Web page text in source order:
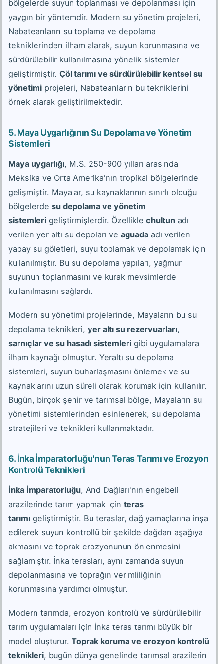
bölgelerde suyun toplanması ve depolanması için
yaygın bir yöntemdir. Modern su yönetim projeleri,
Nabateanların su toplama ve depolama
tekniklerinden ilham alarak, suyun korunmasına ve
sürdürülebilir kullanılmasına yönelik sistemler
geliştirmiştir. Çöl tarımı ve sürdürülebilir kentsel su
yönetimi projeleri, Nabateanların bu tekniklerini
örnek alarak geliştirilmektedir.
5. Maya Uygarlığının Su Depolama ve Yönetim
Sistemleri
Maya uygarlığı, M.S. 250-900 yılları arasında
Meksika ve Orta Amerika'nın tropikal bölgelerinde
gelişmiştir. Mayalar, su kaynaklarının sınırlı olduğu
bölgelerde su depolama ve yönetim
sistemleri geliştirmişlerdir. Özellikle chultun adı
verilen yer altı su depoları ve aguada adı verilen
yapay su göletleri, suyu toplamak ve depolamak için
kullanılmıştır. Bu su depolama yapıları, yağmur
suyunun toplanmasını ve kurak mevsimlerde
kullanılmasını sağlardı.
Modern su yönetimi projelerinde, Mayaların bu su
depolama teknikleri, yer altı su rezervuarları,
sarnıçlar ve su hasadı sistemleri gibi uygulamalara
ilham kaynağı olmuştur. Yeraltı su depolama
sistemleri, suyun buharlaşmasını önlemek ve su
kaynaklarını uzun süreli olarak korumak için kullanılır.
Bugün, birçok şehir ve tarımsal bölge, Mayaların su
yönetimi sistemlerinden esinlenerek, su depolama
stratejileri ve teknikleri kullanmaktadır.
6. İnka İmparatorluğu'nun Teras Tarımı ve Erozyon
Kontrolü Teknikleri
İnka İmparatorluğu, And Dağları'nın engebeli
arazilerinde tarım yapmak için teras
tarımı geliştirmiştir. Bu teraslar, dağ yamaçlarına inşa
edilerek suyun kontrollü bir şekilde dağdan aşağıya
akmasını ve toprak erozyonunun önlenmesini
sağlamıştır. İnka terasları, aynı zamanda suyun
depolanmasına ve toprağın verimliliğinin
korunmasına yardımcı olmuştur.
Modern tarımda, erozyon kontrolü ve sürdürülebilir
tarım uygulamaları için İnka teras tarımı büyük bir
model oluşturur. Toprak koruma ve erozyon kontrolü
teknikleri, bugün dünya genelinde tarımsal arazilerin